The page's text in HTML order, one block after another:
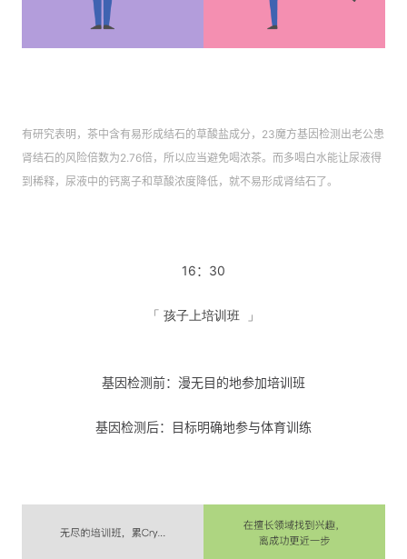
有研究表明，茶中含有易形成结石的草酸盐成分，23魔方基因检测出老公患
肾结石的风险倍数为2.76倍，所以应当避免喝浓茶。而多喝白水能让尿液得
到稀释，尿液中的钙离子和草酸浓度降低，就不易形成肾结石了。
16：30
「 孩子上培训班 」
基因检测前：漫无目的地参加培训班
基因检测后：目标明确地参与体育训练